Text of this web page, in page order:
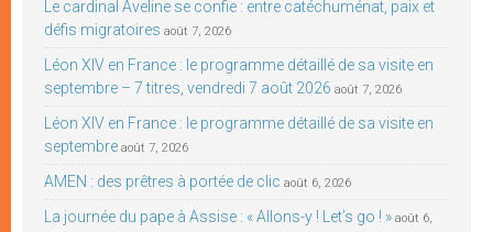
Le cardinal Aveline se confie : entre catéchuménat, paix et
défis migratoires août 7, 2026
Léon XIV en France : le programme détaillé de sa visite en
septembre – 7 titres, vendredi 7 août 2026 août 7, 2026
Léon XIV en France : le programme détaillé de sa visite en
septembre août 7, 2026
AMEN : des prêtres à portée de clic août 6, 2026
La journée du pape à Assise : « Allons-y ! Let’s go ! » août 6,